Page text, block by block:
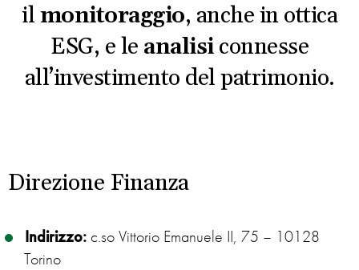
ilmonitoraggio, anche in ottica
ESG, e le analisiconnesse
all’investimento del patrimonio.
Direzione Finanza
Indirizzo: c.so Vittorio Emanuele II, 75 – 10128
Torino